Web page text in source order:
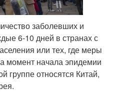
заболевших и
6-10 дней в странах с
или тех, где меры
момент начала эпидемии
группе относятся Китай,